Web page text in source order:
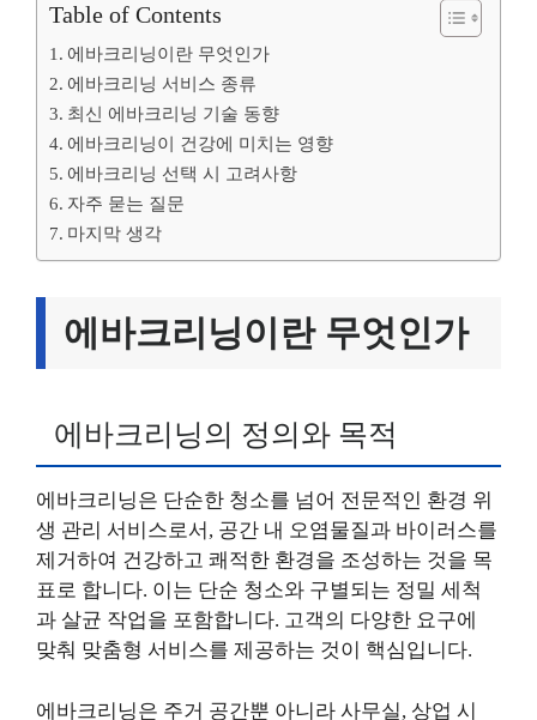
Table of Contents
에바크리닝이란 무엇인가
에바크리닝 서비스 종류
최신 에바크리닝 기술 동향
에바크리닝이 건강에 미치는 영향
에바크리닝 선택 시 고려사항
자주 묻는 질문
마지막 생각
에바크리닝이란 무엇인가
에바크리닝의 정의와 목적
에바크리닝은 단순한 청소를 넘어 전문적인 환경 위
생 관리 서비스로서, 공간 내 오염물질과 바이러스를
제거하여 건강하고 쾌적한 환경을 조성하는 것을 목
표로 합니다. 이는 단순 청소와 구별되는 정밀 세척
과 살균 작업을 포함합니다. 고객의 다양한 요구에
맞춰 맞춤형 서비스를 제공하는 것이 핵심입니다.
에바크리닝은 주거 공간뿐 아니라 사무실, 상업 시